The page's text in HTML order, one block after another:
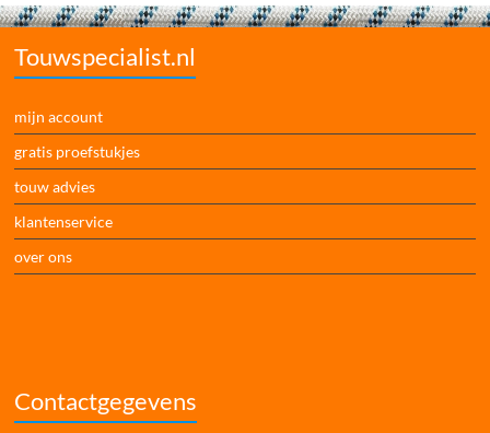
Touwspecialist.nl
mijn account
gratis proefstukjes
touw advies
klantenservice
over ons
Contactgegevens